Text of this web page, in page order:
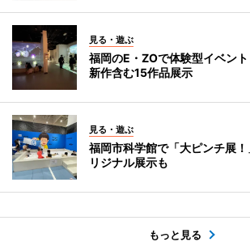
見る・遊ぶ
福岡のE・ZOで体験型イベン
新作含む15作品展示
見る・遊ぶ
福岡市科学館で「大ピンチ展
リジナル展示も
もっと見る